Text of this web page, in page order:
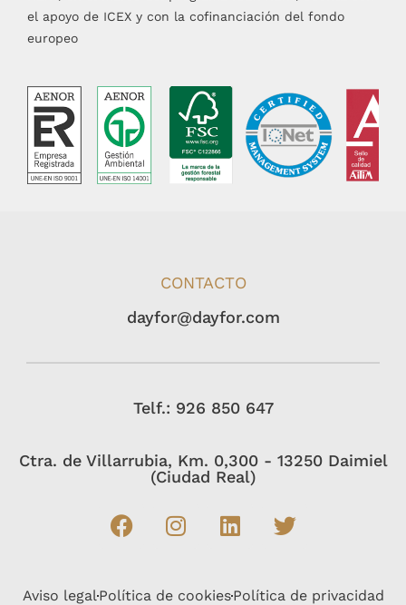
el apoyo de ICEX y con la cofinanciación del fondo
europeo
CONTACTO
dayfor@dayfor.com
Telf.: 926 850 647
Ctra. de Villarrubia, Km. 0,300 - 13250 Daimiel
(Ciudad Real)
Aviso legalPolítica de cookiesPolítica de privacidad